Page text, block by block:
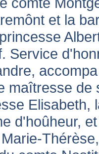
et la
Service
maîtresse
Elisabeth,
d'hoûheur,